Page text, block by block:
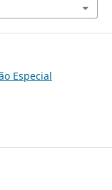
Especial